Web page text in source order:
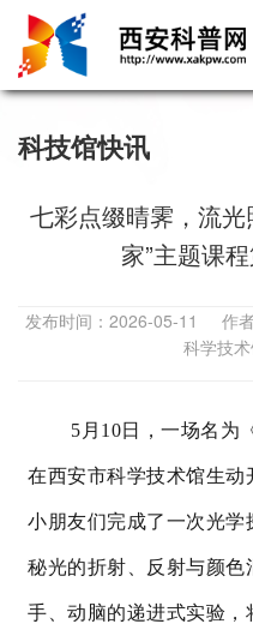
科技馆快讯
七彩点缀晴霁，流
家”主题课
发布时间：2026-05-11 作
科学技
5月10日，一场名为
在西安市科学技术馆生
小朋友们完成了一次光学
秘光的折射、反射与颜色
手、动脑的递进式实验